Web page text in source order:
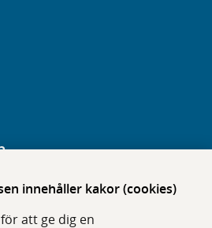
innehåller kakor (cookies)
att ge dig en